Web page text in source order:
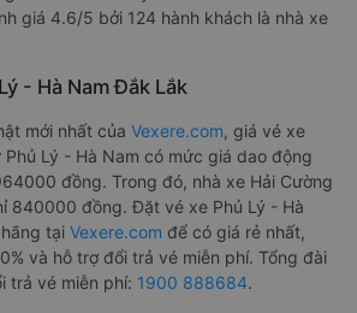
giá 4.6/5 bởi 124 hành khách là nhà xe
- Hà Nam Đắk Lắk
mới nhất của Vexere.com, giá vé xe
Lý - Hà Nam có mức giá dao động
đồng. Trong đó, nhà xe Hải Cường
840000 đồng. Đặt vé xe Phủ Lý - Hà
tại Vexere.com để có giá rẻ nhất,
và hỗ trợ đổi trả vé miễn phí. Tổng đài
trả vé miễn phí: 1900 888684.